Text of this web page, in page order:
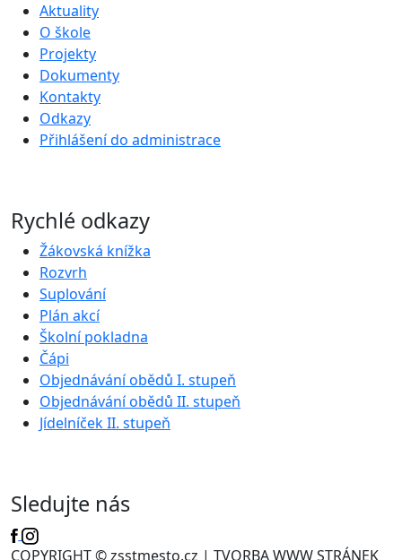
Aktuality
O škole
Projekty
Dokumenty
Kontakty
Odkazy
Přihlášení do administrace
Rychlé odkazy
Žákovská knížka
Rozvrh
Suplování
Plán akcí
Školní pokladna
Čápi
Objednávání obědů I. stupeň
Objednávání obědů II. stupeň
Jídelníček II. stupeň
Sledujte nás
COPYRIGHT © zsstmesto.cz | TVORBA WWW STRÁNEK